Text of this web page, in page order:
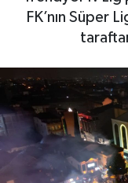
FK’nın Süper